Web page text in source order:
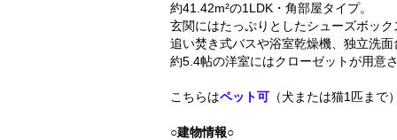
約41.42m²の1LDK・角部屋タイプ。
玄関にはたっぷりとしたシューズボッ
追い焚き式バスや浴室乾燥機、独立洗
約5.4帖の洋室にはクローゼットが用意
こちらはペット可 （犬または猫1匹まで
○建物情報○